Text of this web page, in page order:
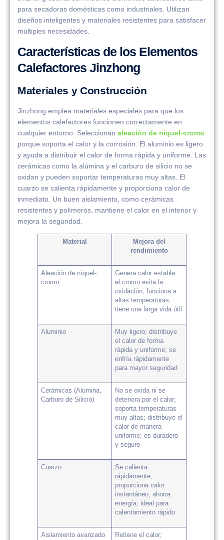
para secadoras domésticas como industriales. Utilizan
diseños inteligentes y materiales resistentes para satisfacer
múltiples necesidades.
Características de los Elementos
Calefactores Jinzhong
Materiales y Construcción
Jinzhong emplea materiales especiales para que los
elementos calefactores funcionen correctamente en
cualquier entorno. Seleccionan aleación de níquel-cromo
porque soporta el calor y la corrosión. El aluminio es ligero
y ayuda a distribuir el calor de forma rápida y uniforme. Las
cerámicas como la alúmina y el carburo de silicio no se
oxidan y pueden soportar temperaturas muy altas. El
cuarzo se calienta rápidamente y proporciona calor de
inmediato. Un buen aislamiento, como cerámicas
resistentes y polímeros, mantiene el calor en el interior y
mejora la seguridad.
Material
Mejora del
rendimiento
Aleación de níquel-
cromo
Genera calor estable;
el cromo evita la
oxidación; funciona a
altas temperaturas;
tiene una larga vida útil
Aluminio
Muy ligero; distribuye
el calor de forma
rápida y uniforme; se
enfría rápidamente
para mayor seguridad
Cerámicas (Alúmina,
Carburo de Silicio)
No se oxida ni se
deteriora por el calor;
soporta temperaturas
muy altas; distribuye el
calor de manera
uniforme; es duradero
y seguro
Cuarzo
Se calienta
rápidamente;
proporciona calor
instantáneo; ahorra
energía; ideal para
calentamiento rápido
Aislamiento avanzado
Retiene el calor;